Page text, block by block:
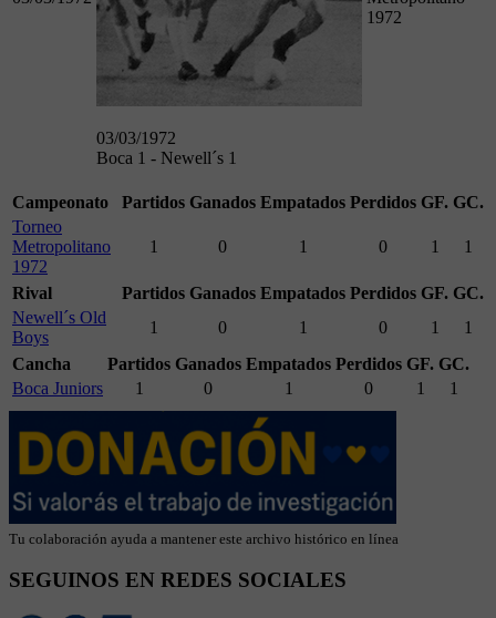
03/03/1972
Boca 1 - Newell´s 1
1972
Campeonato Partidos Ganados Empatados Perdidos GF. GC.
Torneo
Metropolitano
1972
1 0 1 0 1 1
Rival Partidos Ganados Empatados Perdidos GF. GC.
Newell´s Old
Boys
1 0 1 0 1
1
Cancha
Partidos Ganados Empatados Perdidos GF. GC.
Boca Juniors
1 0 1 0 1 1
Tu colaboración ayuda a mantener este archivo histórico en línea
SEGUINOS EN REDES SOCIALES